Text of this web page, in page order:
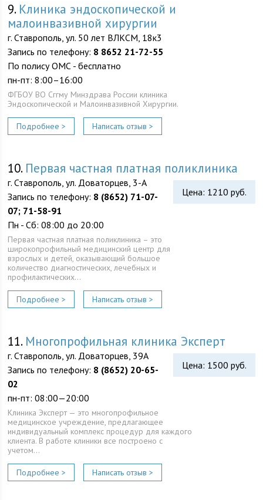
9. Клиника эндоскопической и
малоинвазивной хирургии
г. Ставрополь, ул. 50 лет ВЛКСМ, 18к3
Запись по телефону: 8 8652 21-72-55
По полису ОМС - бесплатно
пн-пт: 8:00–16:00
ФГБОУ ВО Сггму Минздрава России клиника
Эндоскопической и Малоинвазивной Хирургии.
Подробнее > Написать отзыв >
10. Первая частная платная поликлиника
Цена: 1210 руб.
г. Ставрополь, ул. Доваторцев, 3-А
Запись по телефону: 8 (8652) 71-07-
07; 71-58-91
Пн - Сб: 08:00 до 20:00
Первая частная платная поликлиника – это
широкопрофильный медицинский центр для
взрослых и детей, оказывающий большое
количество диагностических, лечебных и
профилактических…
Подробнее > Написать отзыв >
11. Многопрофильная клиника Эксперт
Цена: 1500 руб.
г. Ставрополь, ул. Доваторцев, 39А
Запись по телефону: 8 (8652) 20-65-
02
пн-пт: 08:00—20:00
Клиника Эксперт — это многопрофильное
медицинское учреждение, предлагающее
индивидуальный комплекс процедур для каждого
клиента. В работе клиники все построено с
учетом…
Подробнее > Написать отзыв >